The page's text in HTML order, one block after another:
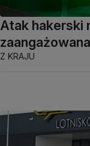
Atak hakerski
Z KRAJU